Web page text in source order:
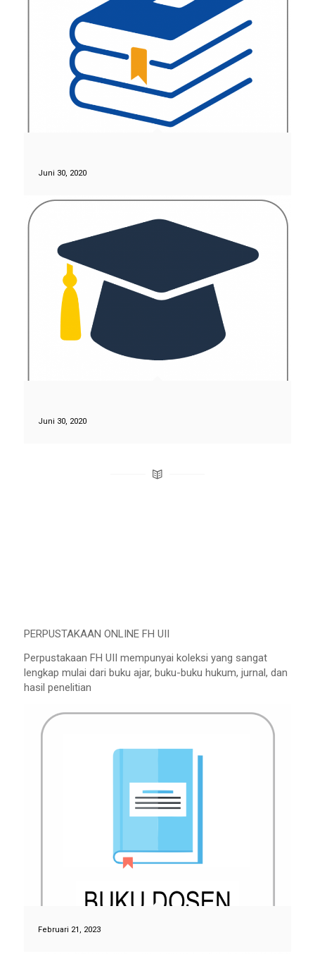
Juni 30, 2020
Juni 30, 2020
PERPUSTAKAAN ONLINE FH UII
Perpustakaan FH UII mempunyai koleksi yang sangat
lengkap mulai dari buku ajar, buku-buku hukum, jurnal, dan
hasil penelitian
Februari 21, 2023